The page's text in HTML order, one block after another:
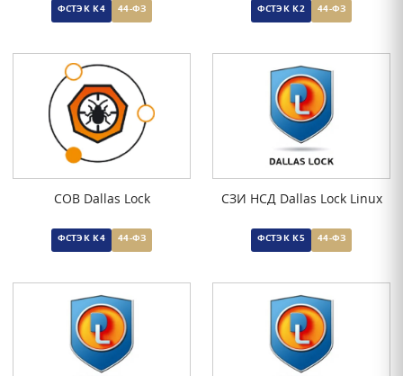
ФСТЭК К4 44-ФЗ ФСТЭК К2 44-ФЗ
СОВ Dallas Lock
ФСТЭК К4 44-ФЗ
СЗИ НСД Dallas Lock Linux
ФСТЭК К5 44-ФЗ